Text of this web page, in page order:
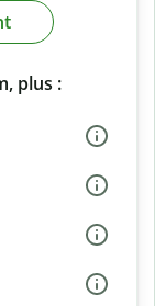
plus :